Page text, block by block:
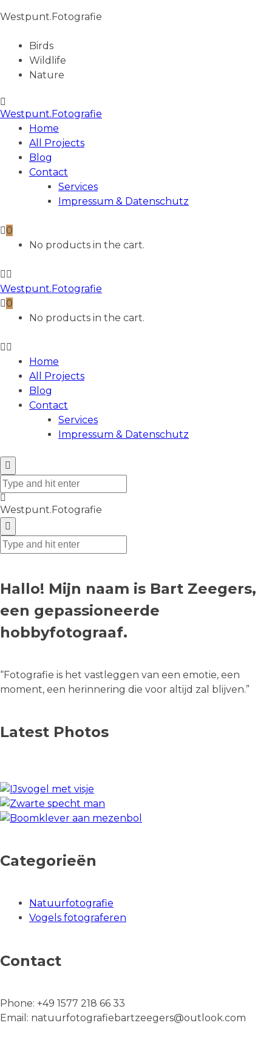
Westpunt.Fotografie
Birds
Wildlife
Nature
Westpunt.Fotografie
Home
All Projects
Blog
Contact
Services
Impressum & Datenschutz
0
No products in the cart.
Westpunt.Fotografie
0
No products in the cart.
Home
All Projects
Blog
Contact
Services
Impressum & Datenschutz
Westpunt.Fotografie
Hallo! Mijn naam is Bart Zeegers,
een gepassioneerde
hobbyfotograaf.
“Fotografie is het vastleggen van een emotie, een
moment, een herinnering die voor altijd zal blijven.”
Latest Photos
Categorieën
Natuurfotografie
Vogels fotograferen
Contact
Phone: +49 1577 218 66 33
Email: natuurfotografiebartzeegers@outlook.com